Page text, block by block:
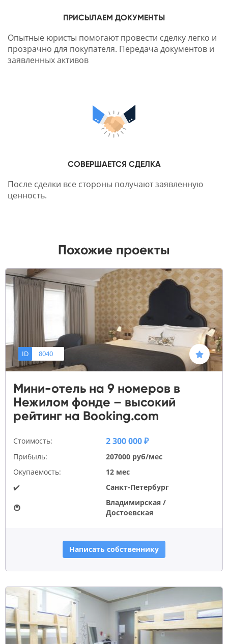
ПРИСЫЛАЕМ ДОКУМЕНТЫ
Опытные юристы помогают провести сделку легко и
прозрачно для покупателя. Передача документов и
заявленных активов
СОВЕРШАЕТСЯ СДЕЛКА
После сделки все стороны получают заявленную
ценность.
Похожие проекты
ID 8040
Мини-отель на 9 номеров в
Нежилом фонде – высокий
рейтинг на Booking.com
Стоимость: 2 300 000 ₽
Прибыль:
207000 руб/мес
Окупаемость:
12 мес
✔️
Санкт-Петербург
🚇
Владимирская /
Достоевская
Написать собственнику